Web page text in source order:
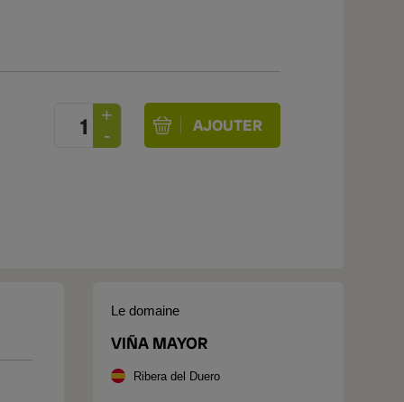
Le domaine
VIÑA MAYOR
Ribera del Duero